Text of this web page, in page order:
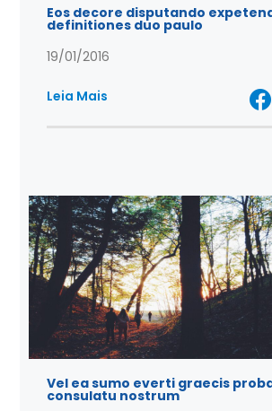
Eos decore disputando
definitiones duo paulo
19/01/2016
Leia Mais
Vel ea sumo everti graecis
consulatu nostrum